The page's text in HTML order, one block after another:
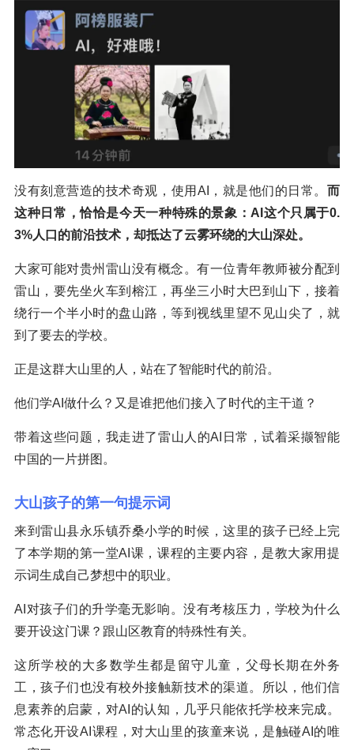
没有刻意营造的技术奇观，使用AI，就是他们的日常。 而
这种日常，恰恰是今天一种特殊的景象：AI这个只属于0.
3%人口的前沿技术，却抵达了云雾环绕的大山深处。
大家可能对贵州雷山没有概念。有一位青年教师被分配到
雷山，要先坐火车到榕江，再坐三小时大巴到山下，接着
绕行一个半小时的盘山路，等到视线里望不见山尖了，就
到了要去的学校。
正是这群大山里的人，站在了智能时代的前沿。
他们学AI做什么？又是谁把他们接入了时代的主干道？
带着这些问题，我走进了雷山人的AI日常，试着采撷智能
中国的一片拼图。
大山孩子的第一句提示词
来到雷山县永乐镇乔桑小学的时候，这里的孩子已经上完
了本学期的第一堂AI课，课程的主要内容，是教大家用提
示词生成自己梦想中的职业。
AI对孩子们的升学毫无影响。没有考核压力，学校为什么
要开设这门课？跟山区教育的特殊性有关。
这所学校的大多数学生都是留守儿童，父母长期在外务
工，孩子们也没有校外接触新技术的渠道。所以，他们信
息素养的启蒙，对AI的认知，几乎只能依托学校来完成。
常态化开设AI课程，对大山里的孩童来说，是触碰AI的唯